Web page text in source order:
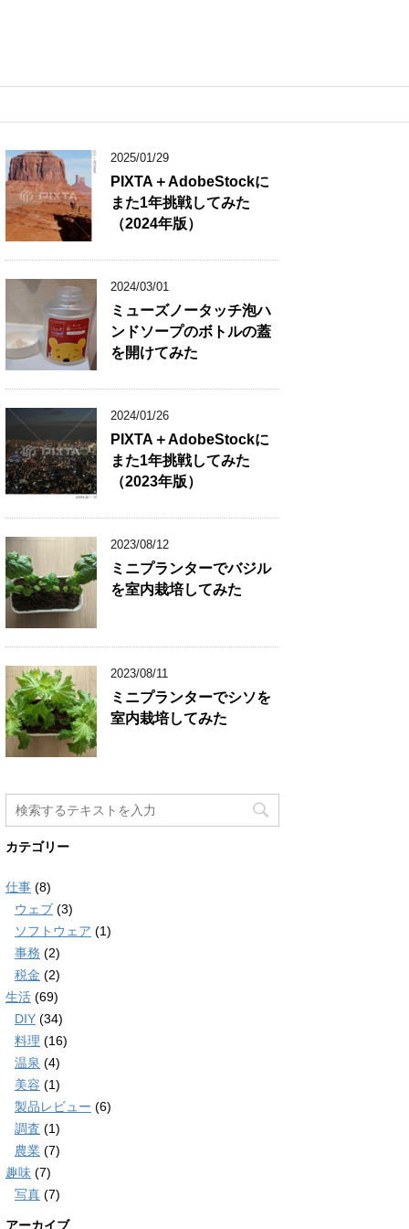
2025/01/29
PIXTA＋AdobeStockに
また1年挑戦してみた
（2024年版）
2024/03/01
ミューズノータッチ泡ハ
ンドソープのボトルの蓋
を開けてみた
2024/01/26
PIXTA＋AdobeStockに
また1年挑戦してみた
（2023年版）
2023/08/12
ミニプランターでバジル
を室内栽培してみた
2023/08/11
ミニプランターでシソを
室内栽培してみた
カテゴリー
仕事 (8)
ウェブ (3)
ソフトウェア (1)
事務 (2)
税金 (2)
生活 (69)
DIY (34)
料理 (16)
温泉 (4)
美容 (1)
製品レビュー (6)
調査 (1)
農業 (7)
趣味 (7)
写真 (7)
アーカイブ